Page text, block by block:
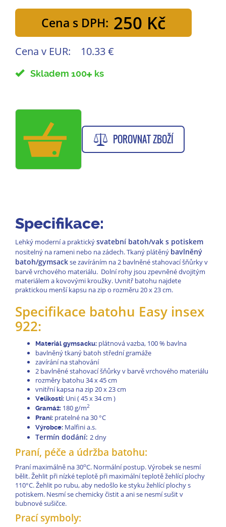
Cena s DPH: 250 Kč
Cena v EUR: 10.33 €
Skladem 100 ks
POROVNAT ZBOŽÍ
Specifikace:
Lehký moderní a praktickýsvatební batoh/vak s potiskem
nositelný na rameni nebo na zádech. Tkaný plátěný bavlněný
batoh/gymsackse zavíráním na 2 bavlněné stahovací šňůrky v
barvě vrchového materiálu. Dolní rohy jsou zpevněné dvojitým
materiálem a kovovými kroužky. Uvnitř batohu najdete
praktickou menší kapsu na zip o rozměru 20 x 23 cm.
Specifikace batohu Easy insex
922:
Materiál gymsacku: plátnová vazba, 100 % bavlna
bavlněný tkaný batoh střední gramáže
zavírání na stahování
2 bavlněné stahovací šňůrky v barvě vrchového materiálu
rozměry batohu 34 x 45 cm
vnitřní kapsa na zip 20 x 23 cm
Velikosti: Uni ( 45 x 34 cm )
Gramáž: 180 g/m2
Praní: pratelné na 30 °C
Výrobce: Malfini a.s.
Termín dodání: 2 dny
Praní, péče a údržba batohu:
Praní maximálně na 30oC. Normální postup. Výrobek se nesmí
bělit. Žehlit při nízké teplotě při maximální teplotě žehlící plochy
110°C. Žehlit po rubu, aby nedošlo ke styku žehlící plochy s
potiskem. Nesmí se chemicky čistit a ani se nesmí sušit v
bubnové sušičce.
Prací symboly: